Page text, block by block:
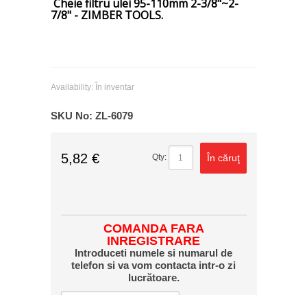
Cheie filtru ulei 95-110mm 2-3/8"~2-
7/8" - ZIMBER TOOLS.
Availability: În inventar
SKU No: ZL-6079
5,82 € Qty: În căruţ
COMANDA FARA
INREGISTRARE
Introduceti numele si numarul de
telefon si va vom contacta intr-o zi
lucrătoare.